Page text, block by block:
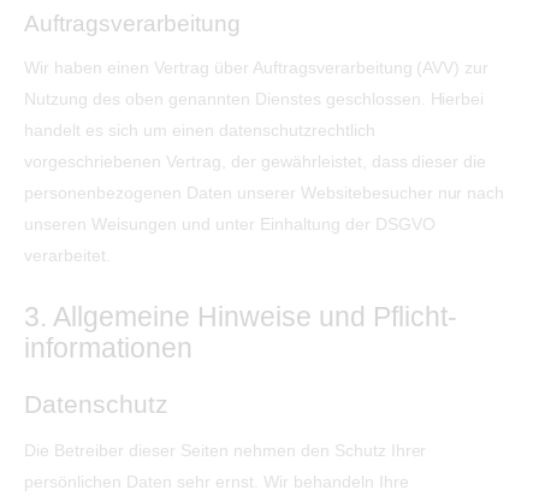
Auftragsverarbeitung
Wir haben einen Vertrag über Auftragsverarbeitung (AVV) zur
Nutzung des oben genannten Dienstes geschlossen. Hierbei
handelt es sich um einen datenschutzrechtlich
vorgeschriebenen Vertrag, der gewährleistet, dass dieser die
personenbezogenen Daten unserer Websitebesucher nur nach
unseren Weisungen und unter Einhaltung der DSGVO
verarbeitet.
3. Allgemeine Hinweise und Pflicht­
informationen
Datenschutz
Die Betreiber dieser Seiten nehmen den Schutz Ihrer
persönlichen Daten sehr ernst. Wir behandeln Ihre